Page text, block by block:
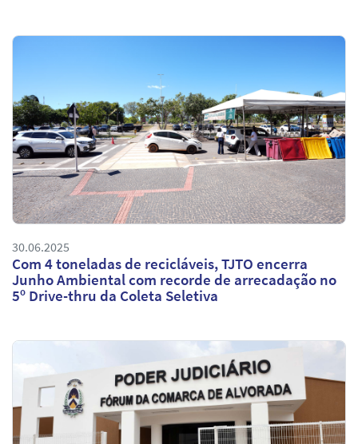
30.06.2025
Com 4 toneladas de recicláveis, TJTO encerra
Junho Ambiental com recorde de arrecadação no
5º Drive-thru da Coleta Seletiva